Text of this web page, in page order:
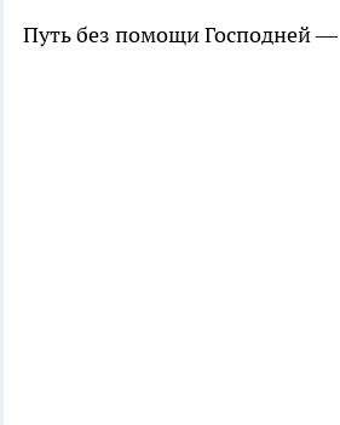
Путь без помощи Господней —